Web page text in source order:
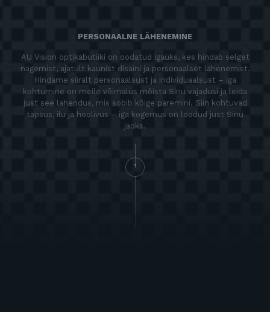
PERSONAALNE LÄHENEMINE
AU Vision optikabutiiki on oodatud igaüks, kes hindab selget
nägemist, ajatult kaunist disaini ja personaalset lähenemist.
Hindame siiralt personaalsust ja individuaalsust – iga
kohtumine on meile võimalus mõista Sinu vajadusi ja leida
just see lahendus, mis sobib kõige paremini. Siin kohtuvad
täpsus, ilu ja hoolivus – iga kogemus on loodud just Sinu
jaoks.